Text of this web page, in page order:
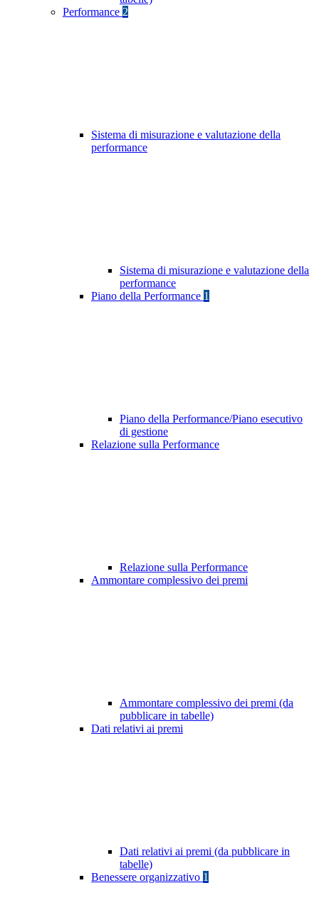
Performance 2
Sistema di misurazione e valutazione della
performance
Sistema di misurazione e valutazione della
performance
Piano della Performance 1
Piano della Performance/Piano esecutivo
di gestione
Relazione sulla Performance
Relazione sulla Performance
Ammontare complessivo dei premi
Ammontare complessivo dei premi (da
pubblicare in tabelle)
Dati relativi ai premi
Dati relativi ai premi (da pubblicare in
tabelle)
Benessere organizzativo 1